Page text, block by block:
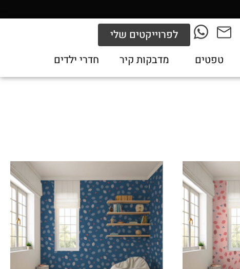
לפרוייקטים שלי
טפטים מדבקות קיר חדרי ילדים